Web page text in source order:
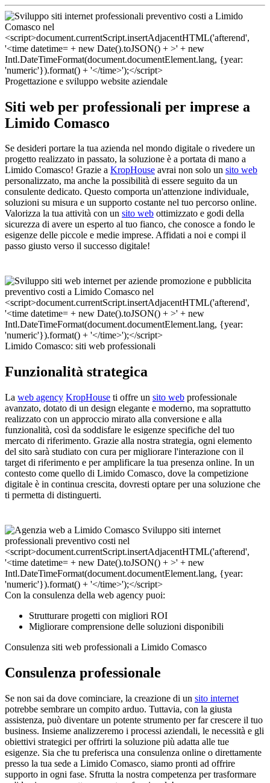
Progettazione e sviluppo website aziendale
Siti web per professionali per imprese a
Limido Comasco
Se desideri portare la tua azienda nel mondo digitale o rivedere un
progetto realizzato in passato, la soluzione è a portata di mano a
Limido Comasco! Grazie a KropHouse avrai non solo un sito web
personalizzato, ma anche la possibilità di essere seguito da un
consulente dedicato. Questo comporta un'attenzione individuale,
soluzioni su misura e un supporto costante nel tuo percorso online.
Valorizza la tua attività con un sito web ottimizzato e godi della
sicurezza di avere un esperto al tuo fianco, che conosce a fondo le
esigenze delle piccole e medie imprese. Affidati a noi e compi il
passo giusto verso il successo digitale!
Limido Comasco: siti web professionali
Funzionalità strategica
La web agency KropHouse ti offre un sito web professionale
avanzato, dotato di un design elegante e moderno, ma soprattutto
realizzato con un approccio mirato alla conversione e alla
funzionalità, così da soddisfare le esigenze specifiche del tuo
mercato di riferimento. Grazie alla nostra strategia, ogni elemento
del sito sarà studiato con cura per migliorare l'interazione con il
target di riferimento e per amplificare la tua presenza online. In un
contesto come quello di Limido Comasco, dove la competizione
digitale è in continua crescita, dovresti optare per una soluzione che
ti permetta di distinguerti.
Con la consulenza della web agency puoi:
Strutturare progetti con migliori ROI
Migliorare comprensione delle soluzioni disponibili
Consulenza siti web professionali a Limido Comasco
Consulenza professionale
Se non sai da dove cominciare, la creazione di un sito internet
potrebbe sembrare un compito arduo. Tuttavia, con la giusta
assistenza, può diventare un potente strumento per far crescere il tuo
business. Insieme analizzeremo i processi aziendali, le necessità e gli
obiettivi strategici per offrirti la soluzione più adatta alle tue
esigenze. Sia che tu preferisca una consulenza online o direttamente
presso la tua sede a Limido Comasco, siamo pronti ad offrire
supporto in ogni fase. Sfrutta la nostra competenza per trasformare